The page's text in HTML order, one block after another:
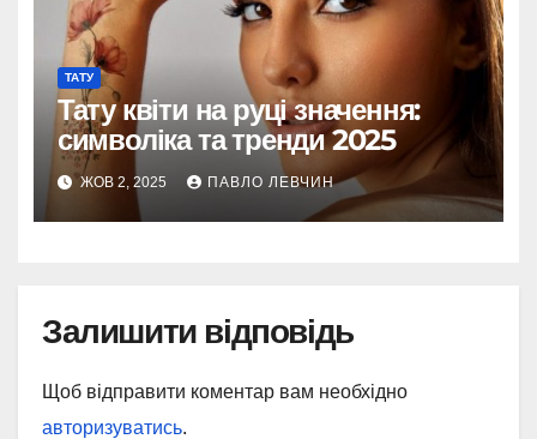
ТАТУ
Тату квіти на руці значення:
символіка та тренди 2025
ЖОВ 2, 2025 ПАВЛО ЛЕВЧИН
Залишити відповідь
Щоб відправити коментар вам необхідно
авторизуватись.